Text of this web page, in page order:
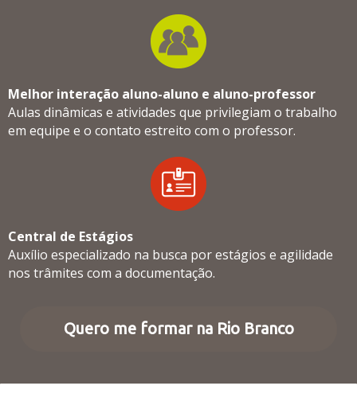
Melhor interação aluno-aluno e aluno-professor
Aulas dinâmicas e atividades que privilegiam o trabalho
em equipe e o contato estreito com o professor.
Central de Estágios
Auxílio especializado na busca por estágios e agilidade
nos trâmites com a documentação.
Quero me formar na Rio Branco